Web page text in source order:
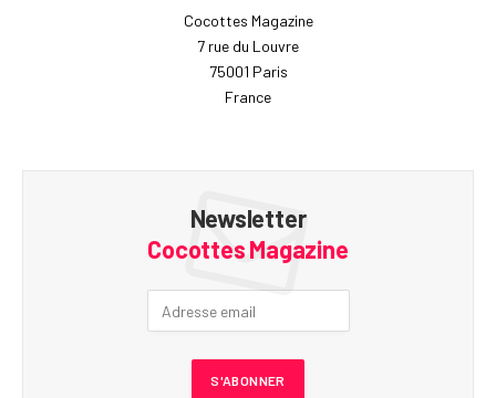
Cocottes Magazine
7 rue du Louvre
75001 Paris
France
Newsletter
Cocottes Magazine